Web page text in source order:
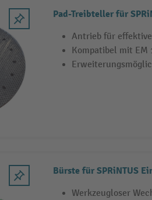
Pad-Treibteller für
Antrieb für
Kompatibel mit EM
Bürste für SPRiNTUS
Werkzeugloser